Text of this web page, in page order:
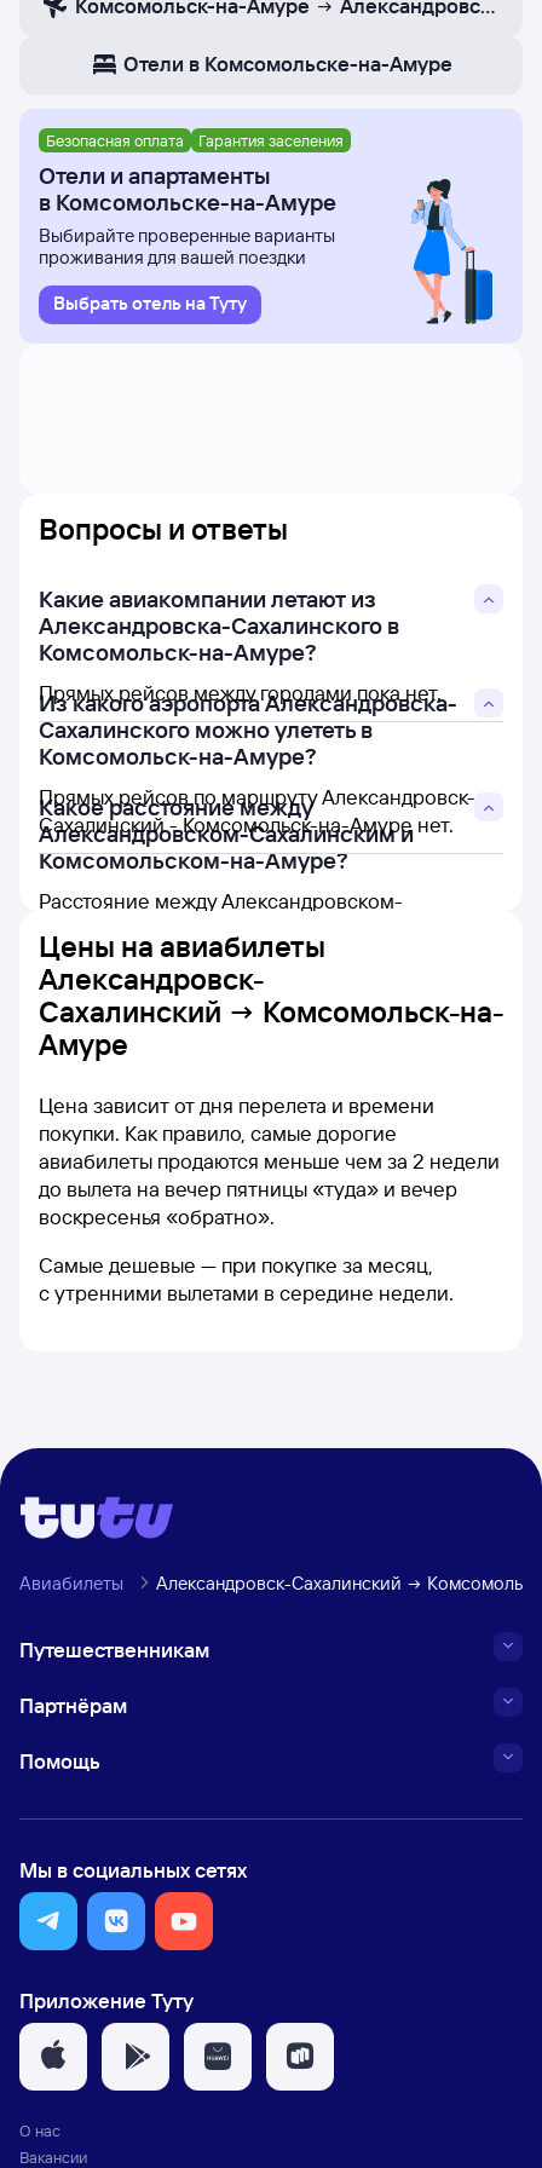
Комсомольск-на-Амуре Александровск-
Отели в Комсомольске-на-Амуре
Безопасная оплата Гарантия заселения
Отели и апартаменты
в Комсомольске-на-Амуре
Выбирайте проверенные варианты
проживания для вашей поездки
Выбрать отель на Туту
Вопросы и ответы
Какие авиакомпании летают из
Александровска-Сахалинского в
Комсомольск-на-Амуре?
Прямых рейсов между городами пока нет.
Из какого аэропорта Александровска-
Сахалинского можно улететь в
Комсомольск-на-Амуре?
Прямых рейсов по маршруту Александровск-
Сахалинский - Комсомольск-на-Амуре нет.
Какое расстояние между
Александровском-Сахалинским и
Комсомольском-на-Амуре?
Расстояние между Александровском-
составляет 363 км.
Цены на авиабилеты
Александровск-
Сахалинский → Комсомольск-на-
Амуре
Цена зависит от дня перелета и времени
покупки. Как правило, самые дорогие
авиабилеты продаются меньше чем за 2 недели
до вылета на вечер пятницы «туда» и вечер
воскресенья «обратно».
Самые дешевые — при покупке за месяц,
с утренними вылетами в середине недели.
Авиабилеты Александровск-Сахалинский
Путешественникам
Партнёрам
Помощь
Мы в социальных сетях
Приложение Туту
О нас
Вакансии